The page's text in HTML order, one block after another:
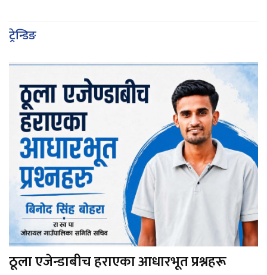
ट्रेन्डिङ
ठूला एजेन्डाबीच हराएका आधारभूत प्रश्नहरू